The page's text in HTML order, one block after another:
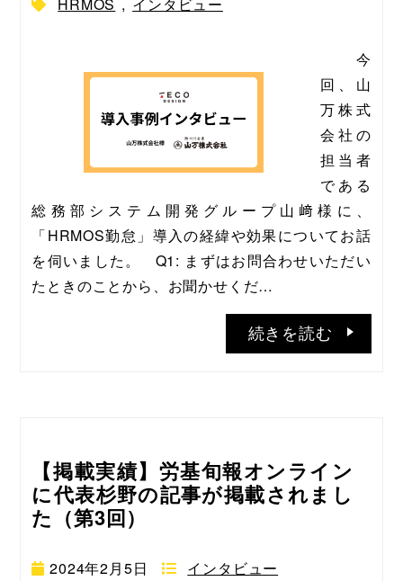
今
回、山
万株式
会社の
担当者
である
総務部システム開発グループ山﨑様に、
「HRMOS勤怠」導入の経緯や効果についてお話
を伺いました。   Q1: まずはお問合わせいただい
たときのことから、お聞かせくだ…
続きを読む
【掲載実績】労基旬報オンライン
に代表杉野の記事が掲載されまし
た（第3回）
2024年2月5日
インタビュー